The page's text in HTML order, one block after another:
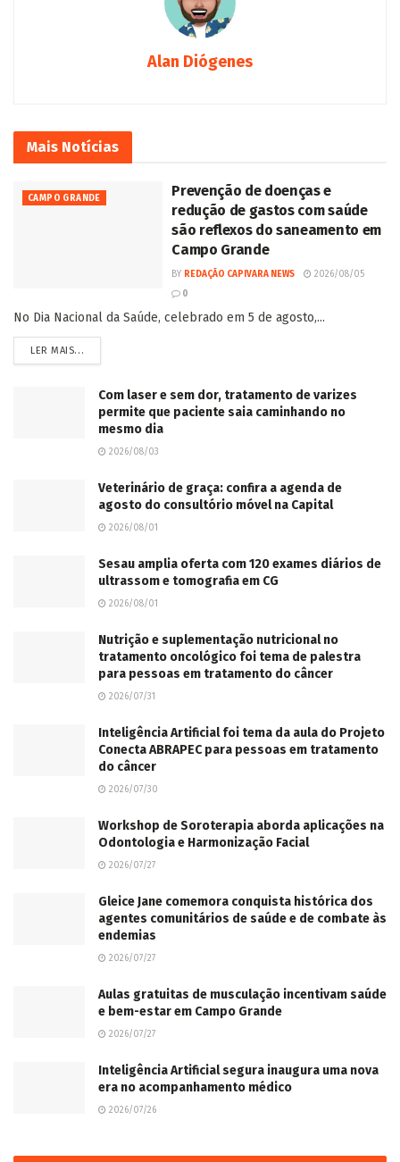
Alan Diógenes
Mais Notícias
CAMPO GRANDE
Prevenção de doenças e
redução de gastos com saúde
são reflexos do saneamento em
Campo Grande
BY REDAÇÃO CAPIVARA NEWS
2026/08/05
0
No Dia Nacional da Saúde, celebrado em 5 de agosto,...
LER MAIS...
Com laser e sem dor, tratamento de varizes
permite que paciente saia caminhando no
mesmo dia
2026/08/03
Veterinário de graça: confira a agenda de
agosto do consultório móvel na Capital
2026/08/01
Sesau amplia oferta com 120 exames diários de
ultrassom e tomografia em CG
2026/08/01
Nutrição e suplementação nutricional no
tratamento oncológico foi tema de palestra
para pessoas em tratamento do câncer
2026/07/31
Inteligência Artificial foi tema da aula do Projeto
Conecta ABRAPEC para pessoas em tratamento
do câncer
2026/07/30
Workshop de Soroterapia aborda aplicações na
Odontologia e Harmonização Facial
2026/07/27
Gleice Jane comemora conquista histórica dos
agentes comunitários de saúde e de combate às
endemias
2026/07/27
Aulas gratuitas de musculação incentivam saúde
e bem-estar em Campo Grande
2026/07/27
Inteligência Artificial segura inaugura uma nova
era no acompanhamento médico
2026/07/26